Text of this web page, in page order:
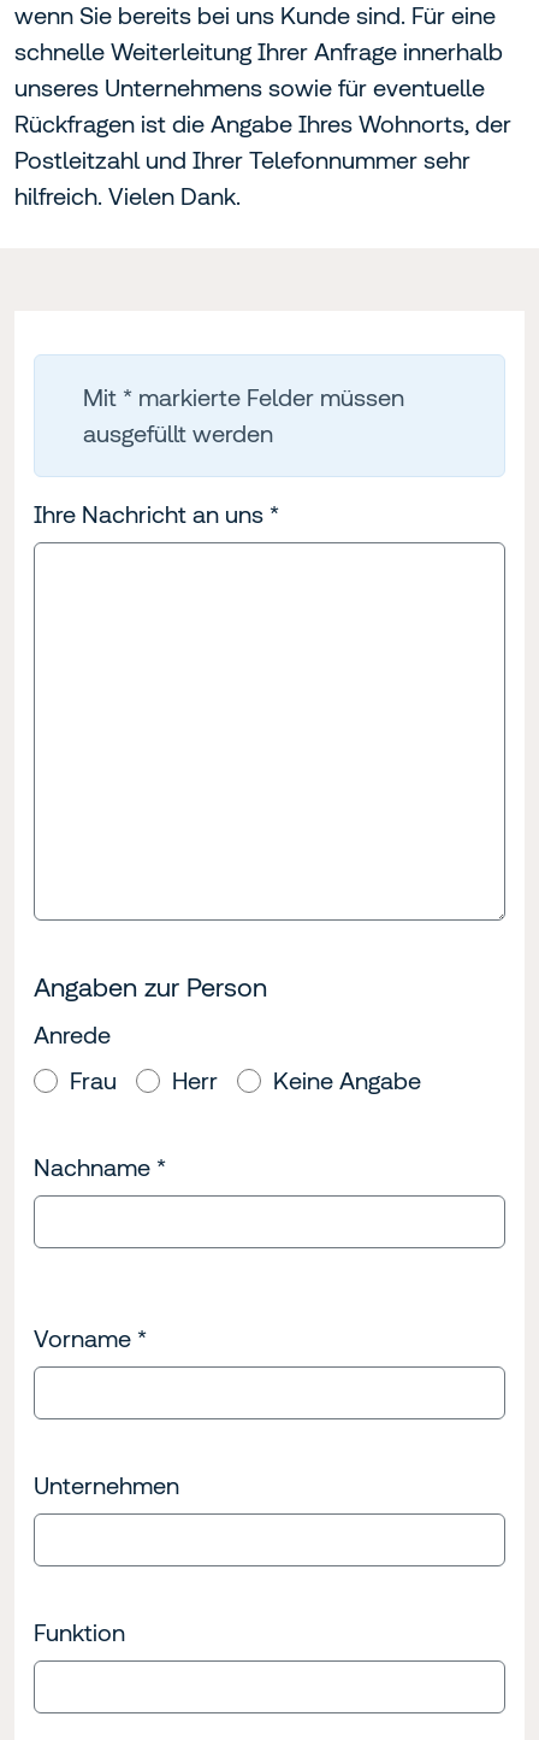
wenn Sie bereits bei uns Kunde sind. Für eine
schnelle Weiterleitung Ihrer Anfrage innerhalb
unseres Unternehmens sowie für eventuelle
Rückfragen ist die Angabe Ihres Wohnorts, der
Postleitzahl und Ihrer Telefonnummer sehr
hilfreich. Vielen Dank.
Mit * markierte Felder müssen
ausgefüllt werden
Ihre Nachricht an uns *
Angaben zur Person
Anrede
Frau
Herr Keine Angabe
Nachname *
Vorname *
Unternehmen
Funktion